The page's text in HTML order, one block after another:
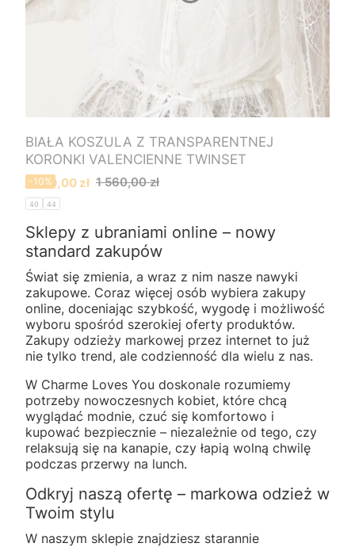
BIAŁA KOSZULA Z TRANSPARENTNEJ
KORONKI VALENCIENNE TWINSET
Cena promocyjna
1 400,00 zł 1 560,00 zł
-10%
40 44
Sklepy z ubraniami online – nowy
standard zakupów
Świat się zmienia, a wraz z nim nasze nawyki
zakupowe. Coraz więcej osób wybiera zakupy
online, doceniając szybkość, wygodę i możliwość
wyboru spośród szerokiej oferty produktów.
Zakupy odzieży markowej przez internet to już
nie tylko trend, ale codzienność dla wielu z nas.
W Charme Loves You doskonale rozumiemy
potrzeby nowoczesnych kobiet, które chcą
wyglądać modnie, czuć się komfortowo i
kupować bezpiecznie – niezależnie od tego, czy
relaksują się na kanapie, czy łapią wolną chwilę
podczas przerwy na lunch.
Odkryj naszą ofertę – markowa odzież w
Twoim stylu
W naszym sklepie znajdziesz starannie